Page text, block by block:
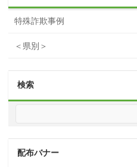
特殊詐欺事例
＜県別＞
検索
配布バナー